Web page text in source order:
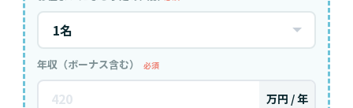
年収（ボーナス含む） 必須
万円 / 年